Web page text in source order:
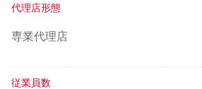
代理店形態
専業代理店
従業員数